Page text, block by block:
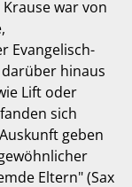
war von
Evangelisch-
hinaus
Lift oder
sich
geben
Eltern" (Sax